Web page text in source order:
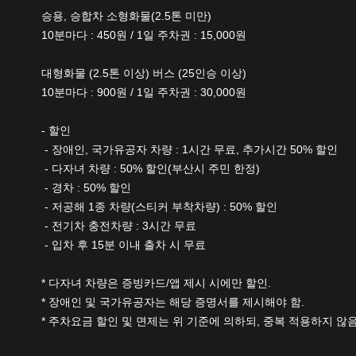
본문
승용, 승합차 소형화물(2.5톤 미만)
10분마다 : 450원 / 1일 주차권 : 15,000원
대형화물 (2.5톤 이상) 버스 (25인승 이상)
10분마다 : 900원 / 1일 주차권 : 30,000원
- 할인
- 장애인, 국가유공자 차량 : 1시간 무료, 추가시간 50% 할인
- 다자녀 차량 : 50% 할인(부산시 주민 한정)
- 경차 : 50% 할인
- 저공해 1종 차량(스티커 부착차량) : 50% 할인
- 전기차 충전차량 : 3시간 무료
- 입차 후 15분 이내 출차 시 무료
* 다자녀 차량은 증빙카드/앱 제시 시에만 할인.
* 장애인 및 국가유공자는 해당 증명서를 제시해야 함.
* 주차요금 할인 및 면제는 위 기준에 의하되, 중복 적용하지 않